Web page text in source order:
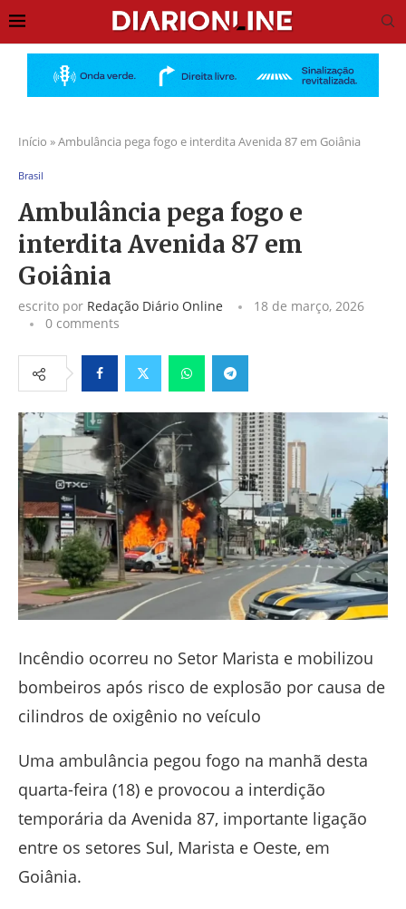
Início »Ambulância pega fogo e interdita Avenida 87 em Goiânia
Brasil
Ambulância pega fogo e
interdita Avenida 87 em
Goiânia
escrito por Redação Diário Online
18 de março, 2026
0 comments
FacebookTwitter WhatsappTelegram
Incêndio ocorreu no Setor Marista e mobilizou
bombeiros após risco de explosão por causa de
cilindros de oxigênio no veículo
Uma ambulância pegou fogo na manhã desta
quarta-feira (18) e provocou a interdição
temporária da Avenida 87, importante ligação
entre os setores Sul, Marista e Oeste, em
Goiânia.